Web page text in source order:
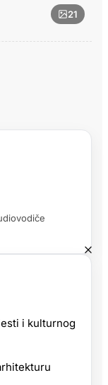
21
i kulturnog